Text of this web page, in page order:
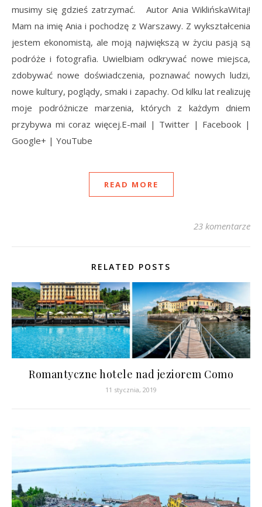
musimy się gdzieś zatrzymać. Autor Ania WiklińskaWitaj!
Mam na imię Ania i pochodzę z Warszawy. Z wykształcenia
jestem ekonomistą, ale moją największą w życiu pasją są
podróże i fotografia. Uwielbiam odkrywać nowe miejsca,
zdobywać nowe doświadczenia, poznawać nowych ludzi,
nowe kultury, poglądy, smaki i zapachy. Od kilku lat realizuję
moje podróżnicze marzenia, których z każdym dniem
przybywa mi coraz więcej.E-mail | Twitter | Facebook |
Google+ | YouTube
READ MORE
23 komentarze
RELATED POSTS
Romantyczne hotele nad jeziorem Como
11 stycznia, 2019